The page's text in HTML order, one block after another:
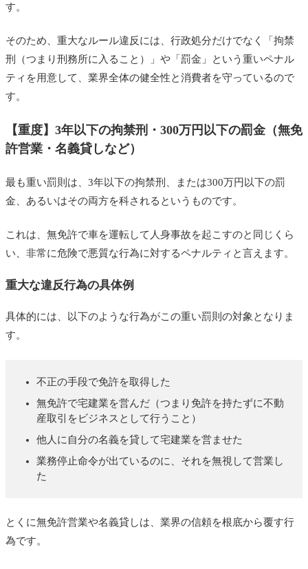
す。
そのため、重大なルール違反には、行政処分だけでなく「拘禁
刑（つまり刑務所に入ること）」や「罰金」という重いペナル
ティを用意して、業界全体の健全性と消費者を守っているので
す。
【重度】3年以下の拘禁刑・300万円以下の罰金（無免
許営業・名義貸しなど）
最も重い罰則は、3年以下の拘禁刑、または300万円以下の罰
金、あるいはその両方を科されるというものです。
これは、無免許で車を運転して人身事故を起こすのと同じくら
い、非常に危険で悪質な行為に対するペナルティと言えます。
重大な違反行為の具体例
具体的には、以下のような行為がこの重い罰則の対象となりま
す。
不正の手段で免許を取得した
無免許で宅建業を営んだ（つまり免許を持たずに不動
産取引をビジネスとして行うこと）
他人に自分の名義を貸して宅建業を営ませた
業務停止命令が出ているのに、それを無視して営業し
た
とくに無免許営業や名義貸しは、業界の信頼を根底から覆す行
為です。